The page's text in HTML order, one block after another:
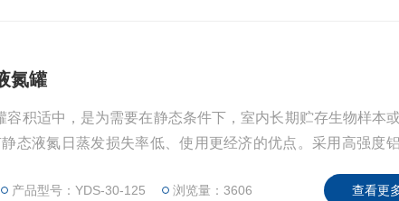
氮罐
容积适中，是为需要在静态条件下，室内长期贮存生物样本
态液氮日蒸发损失率低、使用更经济的优点。采用高强度
产品型号：YDS-30-125 浏览量：3606 查看更